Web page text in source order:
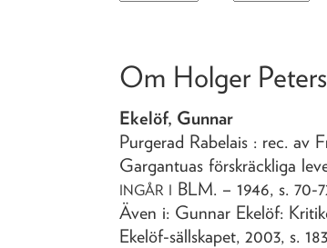
Om Holger
Ekelöf, Gunnar
Purgerad Rabelais : rec. av
Gargantuas förskräckliga
INGÅR I BLM. – 1946, s. 70-
Även i: Gunnar Ekelöf:
Ekelöf-sällskapet, 2003, s.